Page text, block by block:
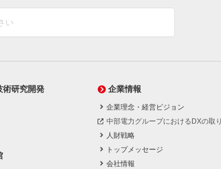
術研究開発 企業情報
企業理念・経営ビジョン
中部電力グループにおけるDXの取
人財戦略
トップメッセージ
会社情報